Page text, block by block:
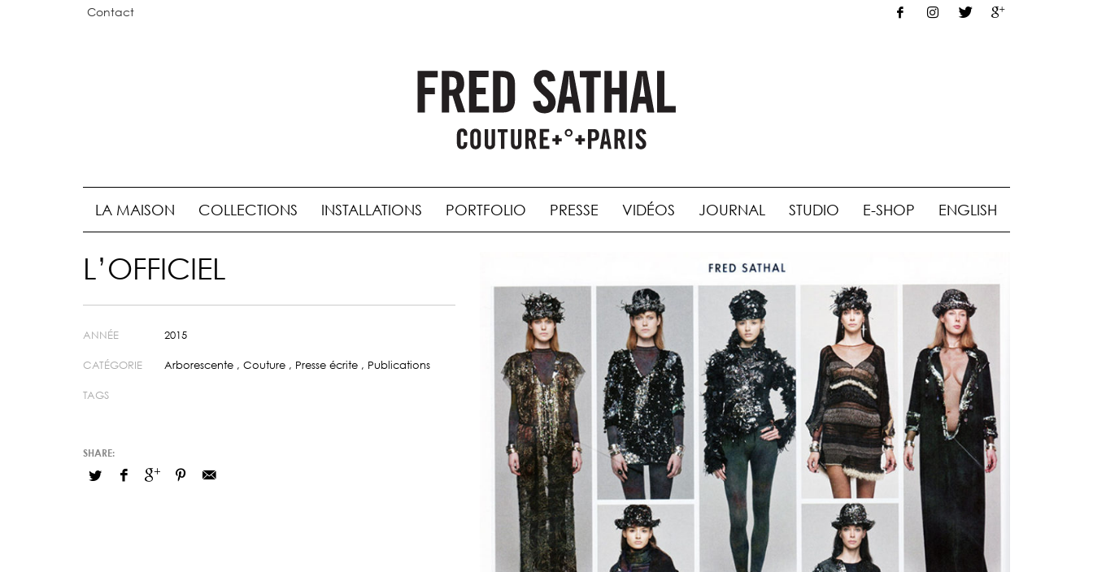
Contact
LA MAISON COLLECTIONS INSTALLATIONS PORTFOLIO PRESSE VIDÉOS JOURNAL STUDIO E-SHOP ENGLISH
L’OFFICIEL
ANNÉE 2015
CATÉGORIE Arborescente , Couture , Presse écrite , Publications
TAGS